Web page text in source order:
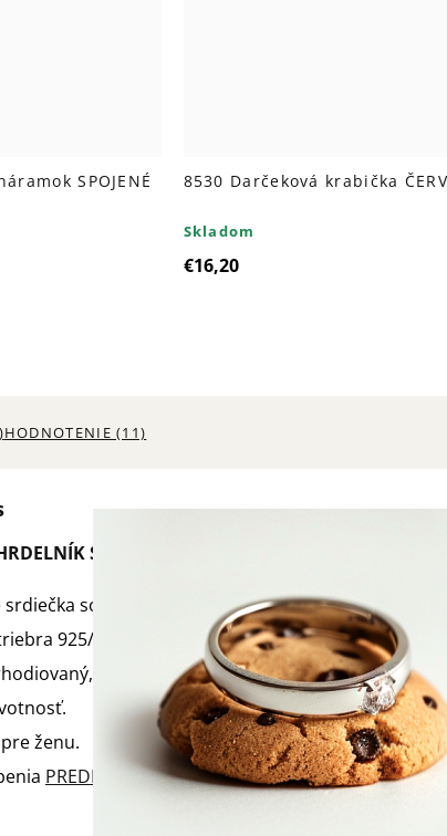
SPOJENÉ
8530 Darčeková krabička
Skladom
€16,20
HODNOTENIE (11)
SPOJENÉ SRDCIA
so zirkónmi ako symbol nerozlučnej lásky.
925/1000 a označený puncom rýdzosti.
vďaka čomu má pevný a jasný povrch,
ženu.
PREDLŽOVACIEJ RETIAZKY.